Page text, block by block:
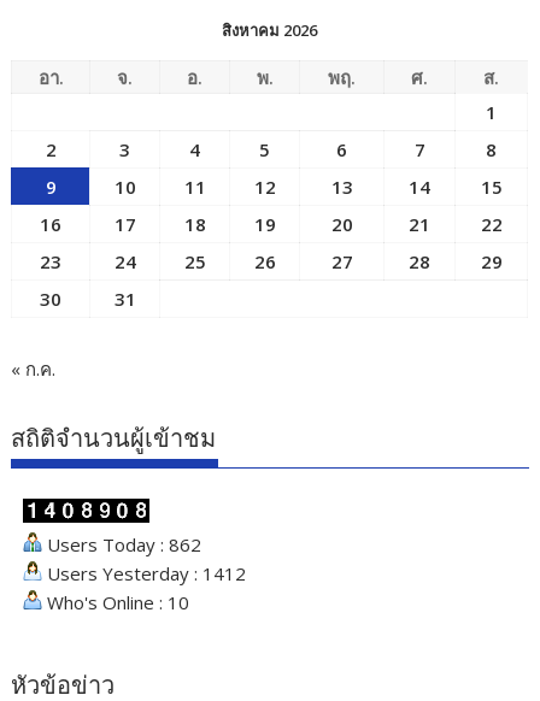
สิงหาคม 2026
อา. จ. อ. พ. พฤ. ศ.
ส.
1
2
3 4 5 6 7
8
9
10 11 12 13 14
15
16
17 18 19 20 21
22
23
24 25 26 27 28
29
30
31
« ก.ค.
สถิติจำนวนผู้เข้าชม
Users Today : 862
Users Yesterday : 1412
Who's Online : 10
หัวข้อข่าว